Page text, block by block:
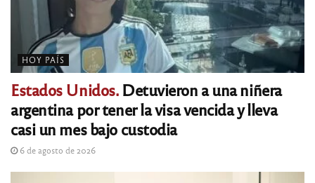
HOY PAÍS
Estados Unidos.Detuvieron a una niñera
argentina por tener la visa vencida y lleva
casi un mes bajo custodia
6 de agosto de 2026